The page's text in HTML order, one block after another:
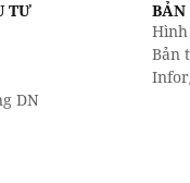
TƯ
DN
Bản